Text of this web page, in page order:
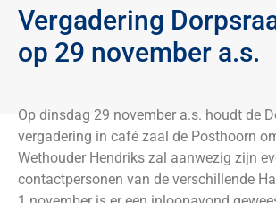
Vergadering
op 29 november a.s.
Op dinsdag 29 november a.s. houdt de
vergadering in café zaal de Posthoorn
Wethouder Hendriks zal aanwezig zijn
contactpersonen van de verschillende